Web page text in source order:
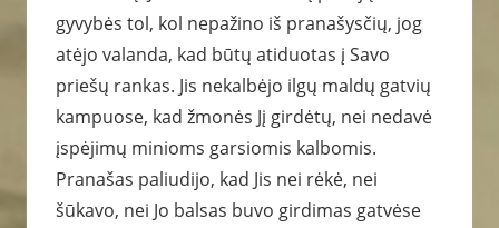
gyvybės tol, kol nepažino iš pranašysčių, jog
atėjo valanda, kad būtų atiduotas į Savo
priešų rankas. Jis nekalbėjo ilgų maldų gatvių
kampuose, kad žmonės Jį girdėtų, nei nedavė
įspėjimų minioms garsiomis kalbomis.
Pranašas paliudijo, kad Jis nei rėkė, nei
šūkavo, nei Jo balsas buvo girdimas gatvėse